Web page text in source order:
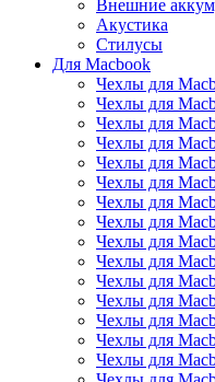
Внешние
Акустика
Стилусы
Для Macbook
Чехлы для
Чехлы для
Чехлы для
Чехлы для
Чехлы для
Чехлы для
Чехлы для
Чехлы для
Чехлы для
Чехлы для
Чехлы для
Чехлы для
Чехлы для
Чехлы для
Чехлы для